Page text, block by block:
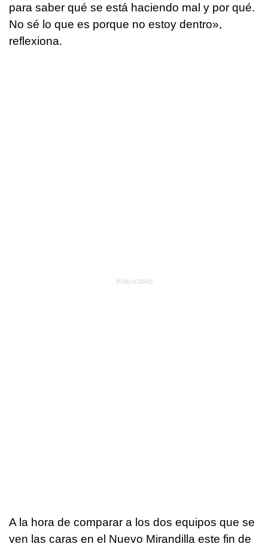
para saber qué se está haciendo mal y por qué.
No sé lo que es porque no estoy dentro»,
reflexiona.
A la hora de comparar a los dos equipos que se
ven las caras en el Nuevo Mirandilla este fin de